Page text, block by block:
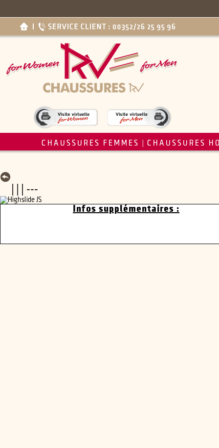
CHAUSSURES FEMMES CHAUSSURES
| | | ---
Infos supplémentaires :